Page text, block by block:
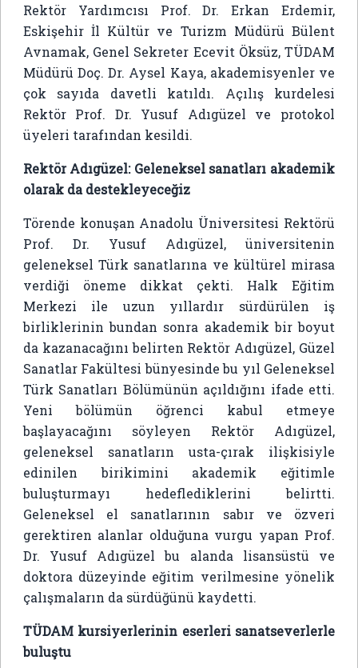
Rektör Yardımcısı Prof. Dr. Erkan Erdemir,
Eskişehir İl Kültür ve Turizm Müdürü Bülent
Avnamak, Genel Sekreter Ecevit Öksüz, TÜDAM
Müdürü Doç. Dr. Aysel Kaya, akademisyenler ve
çok sayıda davetli katıldı. Açılış kurdelesi
Rektör Prof. Dr. Yusuf Adıgüzel ve protokol
üyeleri tarafından kesildi.
Rektör Adıgüzel: Geleneksel sanatları akademik
olarak da destekleyeceğiz
Törende konuşan Anadolu Üniversitesi Rektörü
Prof. Dr. Yusuf Adıgüzel, üniversitenin
geleneksel Türk sanatlarına ve kültürel mirasa
verdiği öneme dikkat çekti. Halk Eğitim
Merkezi ile uzun yıllardır sürdürülen iş
birliklerinin bundan sonra akademik bir boyut
da kazanacağını belirten Rektör Adıgüzel, Güzel
Sanatlar Fakültesi bünyesinde bu yıl Geleneksel
Türk Sanatları Bölümünün açıldığını ifade etti.
Yeni bölümün öğrenci kabul etmeye
başlayacağını söyleyen Rektör Adıgüzel,
geleneksel sanatların usta-çırak ilişkisiyle
edinilen birikimini akademik eğitimle
buluşturmayı hedeflediklerini belirtti.
Geleneksel el sanatlarının sabır ve özveri
gerektiren alanlar olduğuna vurgu yapan Prof.
Dr. Yusuf Adıgüzel bu alanda lisansüstü ve
doktora düzeyinde eğitim verilmesine yönelik
çalışmaların da sürdüğünü kaydetti.
TÜDAM kursiyerlerinin eserleri sanatseverlerle
buluştu